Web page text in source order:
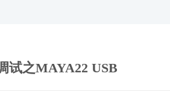
试之MAYA22 USB